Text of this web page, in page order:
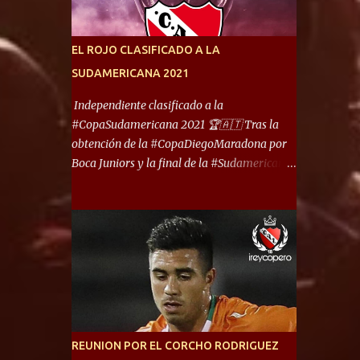
ello son protagonistas de un clásico de los
transitó por la primera división del fútbol
local durante muchos años. Dock Sud es otro
de los que comparten esas tierras, aunque el
foco de atención es la convivencia
Independiente - Racing. “No encuentro, más
reúna tantos logros deportivos, tantos
clubes y tanta gente en este deporte”,
afirmó Facundo Moyano. “Creo que
EL ROJO CLASIFICADO A LA
SUDAMERICANA 2021
Independiente clasificado a la
#CopaSudamericana 2021 🏆🇦🇹 Tras la
obtención de la #CopaDiegoMaradona por
Boca Juniors y la final de la #Sudamericana
Defensa y Justicia o Lanús, dadas estás dos
condiciones el Rey de Copas se clasifica a la
Copa Sudamericana de este 2021. En este
año, la Sudamericana sufrirá modificaciones
en su formato, que iniciará en fase de grupos
con 6 partidos, de los cuales sólo los
primeros de cada grupo jugarán los 8vos.
REUNION POR EL CORCHO RODRIGUEZ